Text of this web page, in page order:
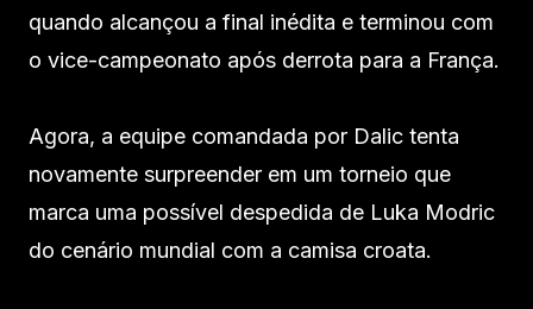
quando alcançou a final inédita e terminou com
o vice-campeonato após derrota para a França.
Agora, a equipe comandada por Dalic tenta
novamente surpreender em um torneio que
marca uma possível despedida de Luka Modric
do cenário mundial com a camisa croata.